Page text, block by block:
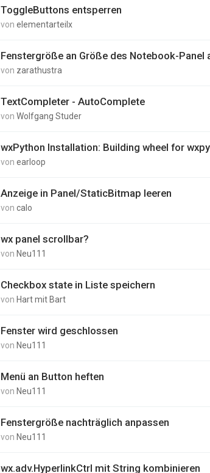
ToggleButtons entsperren
von elementarteilx
Fenstergröße an Größe des Notebook-Panel
von zarathustra
TextCompleter - AutoComplete
von Wolfgang Studer
wxPython Installation: Building wheel for
von earloop
Anzeige in Panel/StaticBitmap leeren
von calo
wx panel scrollbar?
von Neu111
Checkbox state in Liste speichern
von Hart mit Bart
Fenster wird geschlossen
von Neu111
Menü an Button heften
von Neu111
Fenstergröße nachträglich anpassen
von Neu111
wx.adv.HyperlinkCtrl mit String kombinieren